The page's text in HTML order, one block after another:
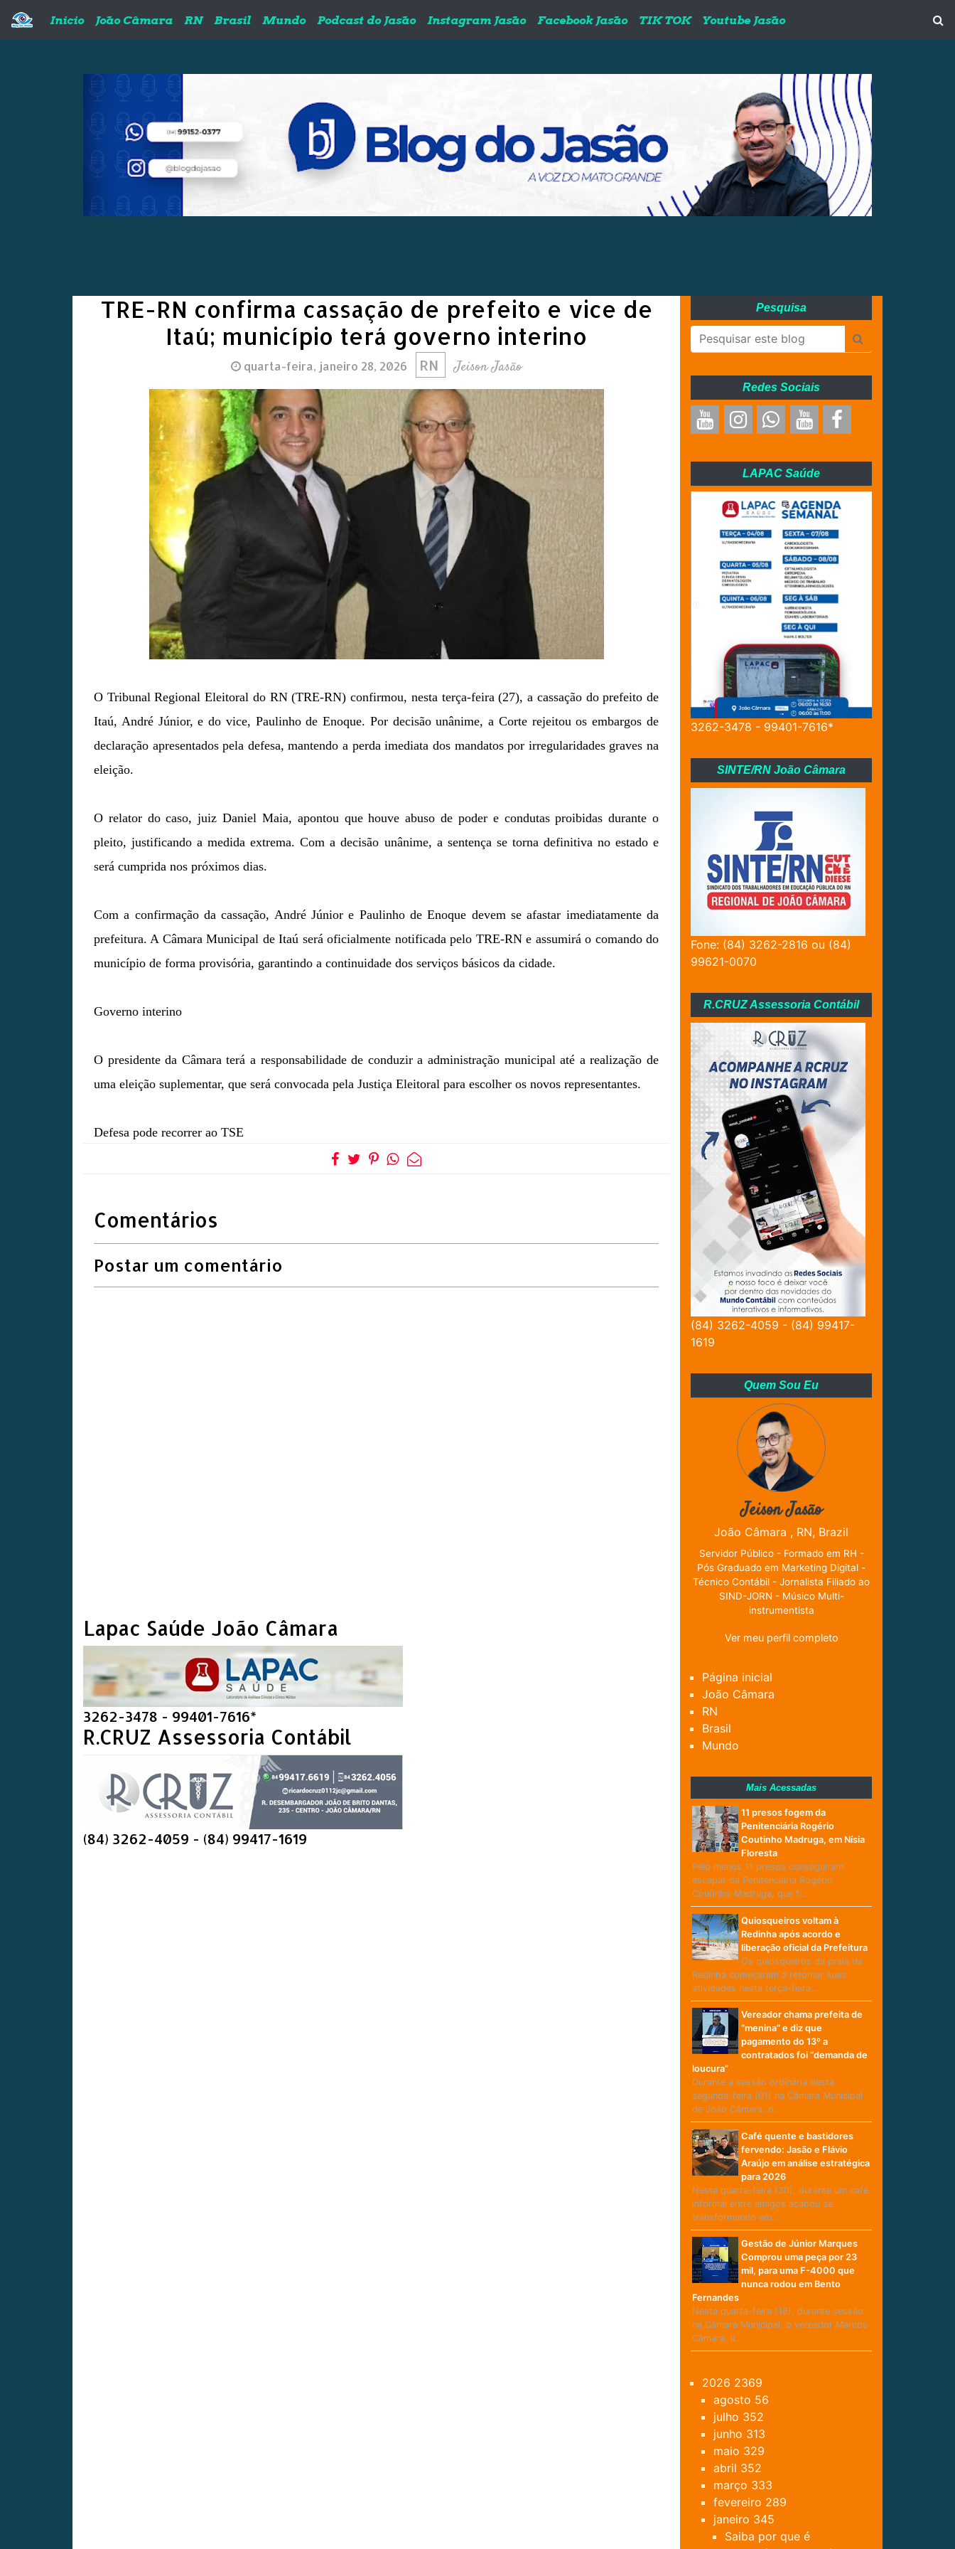
Inicio João Câmara RN Brasil Mundo Podcast do Jasão Instagram Jasão Facebook Jasão TIK TOK Youtube Jasão
TRE-RN confirma cassação de prefeito e vice de
Itaú; município terá governo interino
quarta-feira, janeiro 28, 2026 RN Jeison Jasão
O Tribunal Regional Eleitoral do RN (TRE-RN) confirmou, nesta terça-feira (27), a cassação do prefeito de
Itaú, André Júnior, e do vice, Paulinho de Enoque. Por decisão unânime, a Corte rejeitou os embargos de
declaração apresentados pela defesa, mantendo a perda imediata dos mandatos por irregularidades graves na
eleição.
O relator do caso, juiz Daniel Maia, apontou que houve abuso de poder e condutas proibidas durante o
pleito, justificando a medida extrema. Com a decisão unânime, a sentença se torna definitiva no estado e
será cumprida nos próximos dias.
Com a confirmação da cassação, André Júnior e Paulinho de Enoque devem se afastar imediatamente da
prefeitura. A Câmara Municipal de Itaú será oficialmente notificada pelo TRE-RN e assumirá o comando do
município de forma provisória, garantindo a continuidade dos serviços básicos da cidade.
Governo interino
O presidente da Câmara terá a responsabilidade de conduzir a administração municipal até a realização de
uma eleição suplementar, que será convocada pela Justiça Eleitoral para escolher os novos representantes.
Defesa pode recorrer ao TSE
Comentários
Postar um comentário
Lapac Saúde João Câmara
3262-3478 - 99401-7616*
R.CRUZ Assessoria Contábil
(84) 3262-4059 - (84) 99417-1619
Pesquisa
Redes Sociais
LAPAC Saúde
3262-3478 - 99401-7616*
SINTE/RN João Câmara
Fone: (84) 3262-2816 ou (84)
99621-0070
R.CRUZ Assessoria Contábil
(84) 3262-4059 - (84) 99417-
1619
Quem Sou Eu
Jeison Jasão
João Câmara , RN, Brazil
Servidor Público - Formado em RH -
Pós Graduado em Marketing Digital -
Técnico Contábil - Jornalista Filiado ao
SIND-JORN - Músico Multi-
instrumentista
Ver meu perfil completo
Página inicial
João Câmara
RN
Brasil
Mundo
Mais Acessadas
11 presos fogem da
Penitenciária Rogério
Coutinho Madruga, em Nísia
Floresta
Pelo menos 11 presos conseguiram
escapar da Penitenciária Rogério
Coutinho Madruga, que f…
Quiosqueiros voltam à
Redinha após acordo e
liberação oficial da Prefeitura
Os quiosqueiros da praia da
Redinha começaram a retomar suas
atividades nesta terça-feira…
Vereador chama prefeita de
“menina” e diz que
pagamento do 13º a
contratados foi “demanda de
loucura”
Durante a sessão ordinária desta
segunda-feira (01) na Câmara Municipal
de João Câmara, o…
Café quente e bastidores
fervendo: Jasão e Flávio
Araújo em análise estratégica
para 2026
Nesta quarta-feira (30), durante um café
informal entre amigos acabou se
transformando em…
Gestão de Júnior Marques
Comprou uma peça por 23
mil, para uma F-4000 que
nunca rodou em Bento
Fernandes
Nesta quarta-feira (18), durante sessão
na Câmara Municipal, o vereador Marcos
Câmara, lí…
2026 2369
agosto 56
julho 352
junho 313
maio 329
abril 352
março 333
fevereiro 289
janeiro 345
Saiba por que é